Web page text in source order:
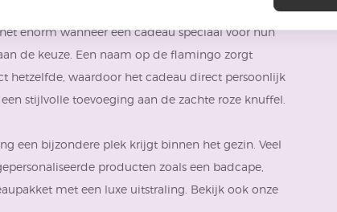
van de vleugels. Deze personalisatie maakt van
enorm wanneer een cadeau speciaal voor hun
de keuze. Een naam op de flamingo zorgt
hetzelfde, waardoor het cadeau direct persoonlijk
stijlvolle toevoeging aan de zachte roze knuffel.
een bijzondere plek krijgt binnen het gezin. Veel
producten zoals een badcape,
met een luxe uitstraling. Bekijk ook onze